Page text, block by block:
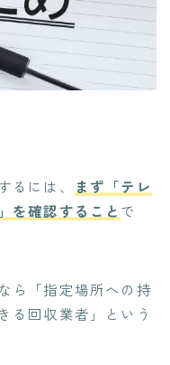
るには、
まず「テレ
を確認すること で
ら「指定場所への持
る回収業者」という